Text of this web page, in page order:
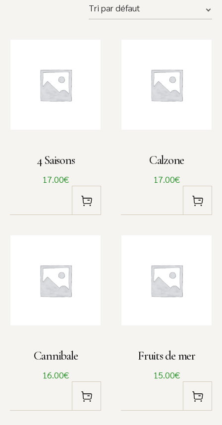
4 Saisons
17.00€
Calzone
17.00€
Cannibale
16.00€
Fruits de mer
15.00€